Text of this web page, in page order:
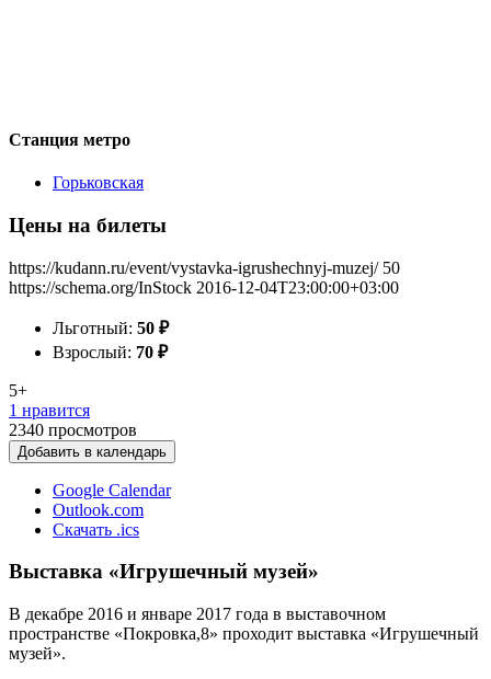
Станция метро
Горьковская
Цены на билеты
https://kudann.ru/event/vystavka-igrushechnyj-muzej/ 50
https://schema.org/InStock 2016-12-04T23:00:00+03:00
Льготный: 50 ₽
Взрослый: 70 ₽
5+
1 нравится
2340 просмотров
Добавить в календарь
Google Calendar
Outlook.com
Скачать .ics
Выставка «Игрушечный музей»
В декабре 2016 и январе 2017 года в выставочном
пространстве «Покровка,8» проходит выставка «Игрушечный
музей».